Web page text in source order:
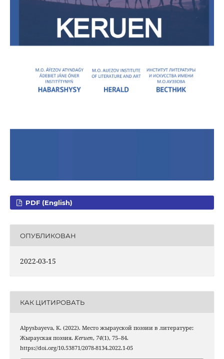
PDF (English)
ОПУБЛИКОВАН
2022-03-15
КАК ЦИТИРОВАТЬ
Alpysbayeva, K. (2022). Место жырауской поэзии в литературе:
Жырауская поэзия. Keruen, 74(1), 75–84.
https://doi.org/10.53871/2078-8134.2022.1-05